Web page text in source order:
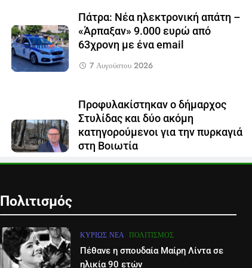
Πάτρα: Νέα ηλεκτρονική απάτη –
«Άρπαξαν» 9.000 ευρώ από
63χρονη με ένα email
7 Αυγούστου 2026
Προφυλακίστηκαν ο δήμαρχος
Στυλίδας και δύο ακόμη
κατηγορούμενοι για την πυρκαγιά
στη Βοιωτία
7 Αυγούστου 2026
Πολιτισμός
ΚΥΡΊΩΣ ΝΈΑ ΠΟΛΙΤΙΣΜΌΣ
Πέθανε η σπουδαία Μαίρη Λίντα σε
ηλικία 90 ετών